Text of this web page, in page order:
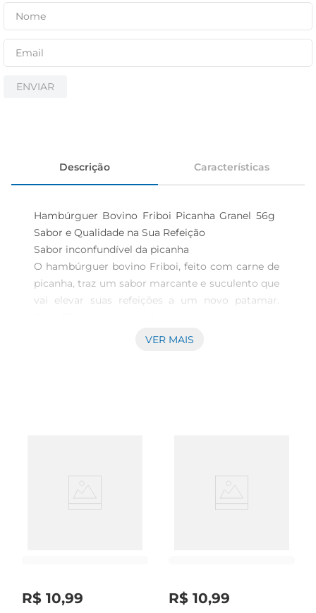
ENVIAR
Descrição Características
Hambúrguer Bovino Friboi Picanha Granel 56g
Sabor e Qualidade na Sua Refeição
Sabor inconfundível da picanha
O hambúrguer bovino Friboi, feito com carne de
picanha, traz um sabor marcante e suculento que
vai elevar suas refeições a um novo patamar.
lanche prático e delicioso, seja em um churrasco
assálo no forno. Sua versatilidade permite que
A marca Friboi é sinônimo de confiança e
VER MAIS
R$ 10,99 R$ 10,99
papel higiênico
cerveja